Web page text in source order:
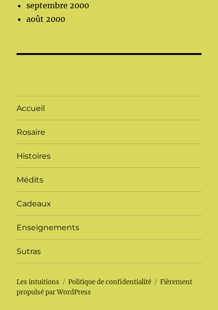
septembre 2000
août 2000
Accueil
Rosaire
Histoires
Médits
Cadeaux
Enseignements
Sutras
Les intuitions Politique de confidentialité
Fièrement
propulsé par WordPress